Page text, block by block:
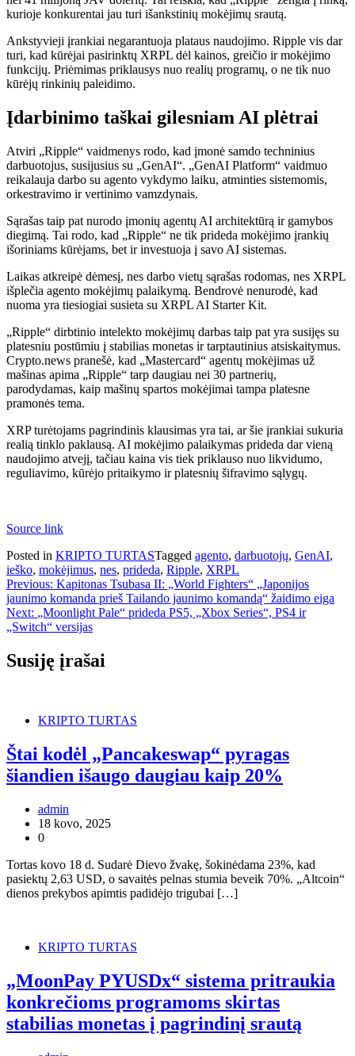
kurioje konkurentai jau turi išankstinių mokėjimų srautą.
Ankstyvieji įrankiai negarantuoja plataus naudojimo. Ripple vis dar
turi, kad kūrėjai pasirinktų XRPL dėl kainos, greičio ir mokėjimo
funkcijų. Priėmimas priklausys nuo realių programų, o ne tik nuo
kūrėjų rinkinių paleidimo.
Įdarbinimo taškai gilesniam AI plėtrai
Atviri „Ripple“ vaidmenys rodo, kad įmonė samdo techninius
darbuotojus, susijusius su „GenAI“. „GenAI Platform“ vaidmuo
reikalauja darbo su agento vykdymo laiku, atminties sistemomis,
orkestravimo ir vertinimo vamzdynais.
Sąrašas taip pat nurodo įmonių agentų AI architektūrą ir gamybos
diegimą. Tai rodo, kad „Ripple“ ne tik prideda mokėjimo įrankių
išoriniams kūrėjams, bet ir investuoja į savo AI sistemas.
Laikas atkreipė dėmesį, nes darbo vietų sąrašas rodomas, nes XRPL
išplečia agento mokėjimų palaikymą. Bendrovė nenurodė, kad
nuoma yra tiesiogiai susieta su XRPL AI Starter Kit.
„Ripple“ dirbtinio intelekto mokėjimų darbas taip pat yra susijęs su
platesniu postūmiu į stabilias monetas ir tarptautinius atsiskaitymus.
Crypto.news pranešė, kad „Mastercard“ agentų mokėjimas už
mašinas apima „Ripple“ tarp daugiau nei 30 partnerių,
parodydamas, kaip mašinų spartos mokėjimai tampa platesne
pramonės tema.
XRP turėtojams pagrindinis klausimas yra tai, ar šie įrankiai sukuria
realią tinklo paklausą. AI mokėjimo palaikymas prideda dar vieną
naudojimo atvejį, tačiau kaina vis tiek priklauso nuo likvidumo,
reguliavimo, kūrėjo pritaikymo ir platesnių šifravimo sąlygų.
Source link
Posted in KRIPTO TURTASTagged agento, darbuotojų, GenAI,
ieško, mokėjimus, nes, prideda, Ripple, XRPL
Navigacija
tarp
įrašų
Previous: Kapitonas Tsubasa II: „World Fighters“ „Japonijos
jaunimo komanda prieš Tailando jaunimo komandą“ žaidimo eiga
Next: „Moonlight Pale“ prideda PS5, „Xbox Series“, PS4 ir
„Switch“ versijas
Susiję įrašai
KRIPTO TURTAS
Štai kodėl „Pancakeswap“ pyragas
šiandien išaugo daugiau kaip 20%
admin
18 kovo, 2025
0
Tortas kovo 18 d. Sudarė Dievo žvakę, šokinėdama 23%, kad
pasiektų 2,63 USD, o savaitės pelnas stumia beveik 70%. „Altcoin“
dienos prekybos apimtis padidėjo trigubai […]
KRIPTO TURTAS
„MoonPay PYUSDx“ sistema pritraukia
konkrečioms programoms skirtas
stabilias monetas į pagrindinį srautą